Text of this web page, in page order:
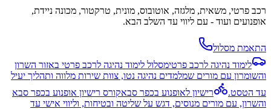
רכב פרטי, משאית, מלגזה, אוטובוס, מונית, טרקטור, מכונה ניידת,
אופנועים ועוד - עם ליווי עד השלב הבא.
התאמת מסלול
לימוד נהיגה לרכב פרטימסלול לימוד נהיגה לרכב פרטי באזור השרון
והשומרון עם מורים שמלמדים נהיגה נטו, צוות שירות מלווה ותהליך יעיל
עד הטסט.
רישיון לאופנוע בכפר סבאקורס רישיון אופנוע בכפר סבא
והשרון, עם מורים מנוסים, דגש על שליטה ובטיחות, וליווי אישי עד